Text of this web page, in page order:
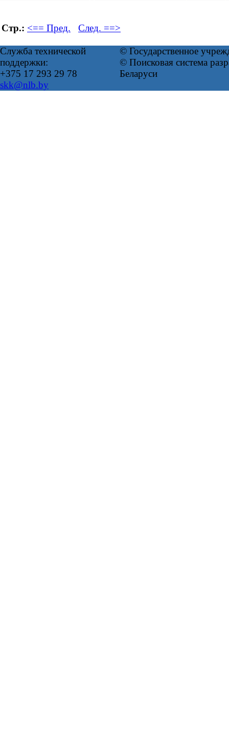
Стр.: <== Пред. След. ==>
Служба технической
поддержки:
+375 17 293 29 78
skk@nlb.by
© Государственное
© Поисковая система
Беларуси